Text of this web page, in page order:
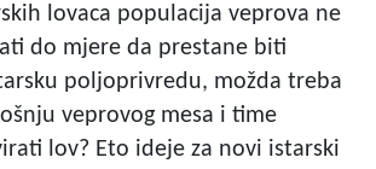
lovaca populacija veprova ne
do mjere da prestane biti
poljoprivredu, možda treba
veprovog mesa i time
lov? Eto ideje za novi istarski